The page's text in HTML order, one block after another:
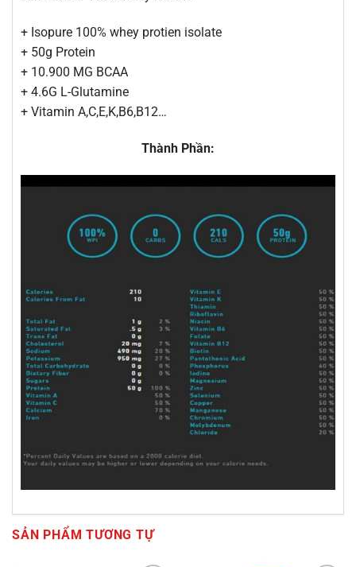
+ Isopure 100% whey protien isolate
+ 50g Protein
+ 10.900 MG BCAA
+ 4.6G L-Glutamine
+ Vitamin A,C,E,K,B6,B12…
Thành Phần:
SẢN PHẨM TƯƠNG TỰ